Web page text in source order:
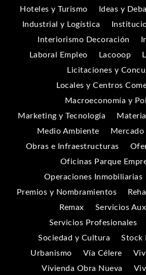
Hoteles y Turismo
Ideas y
Industrial y Logística
Interiorismo Decoración
Laboral Empleo
Lacooop
Licitaciones y
Locales y Centros
Macroeconomía y
Marketing y Tecnología
Medio Ambiente
Obras e Infraestructuras
Oficinas Parque
Operaciones Inmobiliarias
Premios y Nombramientos
Remax
Servicios
Servicios Profesionales
Sociedad y Cultura
Stock
Urbanismo
Vía Célere
Vivienda Obra Nueva